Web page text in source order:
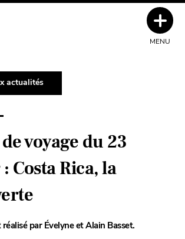
actualités
voyage du 23
Costa Rica, la
par Évelyne et Alain Basset.
MENU